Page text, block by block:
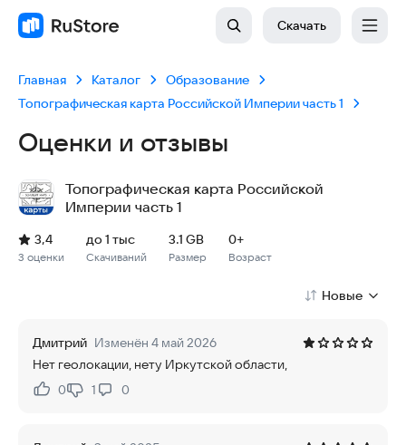
Скачать
Главная Каталог
Образование
Топографическая карта Российской Империи часть 1
Оценки и отзывы
Топографическая карта Российской
Империи часть 1
Рейтинг: 3,4, 3 оценки
Скачиваний: до 1 тыс
Размер файла: 3.1 GB
Возрастное ограничение: 3.1 GB
3 оценки
3,4
Скачиваний
до 1 тыс
Размер
3.1 GB
Возраст
0+
Новые
Дмитрий Изменён 4 май 2026
Нет геолокации, нету Иркутской области,
Нравится:
0Не нравится:
1 0